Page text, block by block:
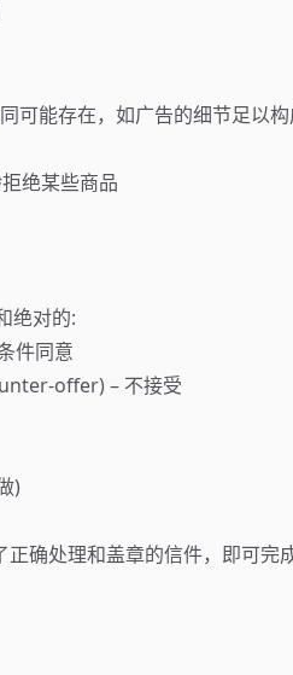
能存在，如广告的细节足以
绝某些商品
绝对的:
件同意
offer) – 不接受
)
确处理和盖章的信件，即可完成